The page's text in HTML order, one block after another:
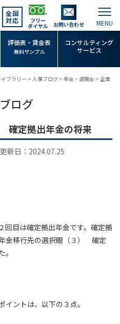
全国
対応
フリー
ダイヤル お問い合わせ
評価表・賃金表
無料サンプル
コンサルティング
サービス
ブラリー > 人事ブログ > 年金・退職金 > 企業
ログ
確定拠出年金の将来
日：2024.07.25
回目は確定拠出年金です。確定拠
金移行先の選択眼（３） 確定
イントは、以下の３点。